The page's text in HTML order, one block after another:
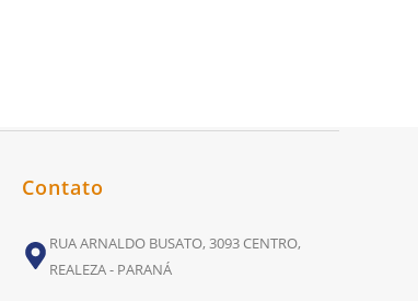
Contato
RUA ARNALDO BUSATO, 3093 CENTRO,
REALEZA - PARANÁ